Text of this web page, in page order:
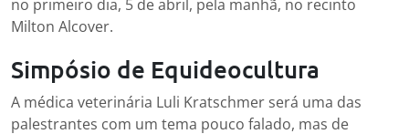
no primeiro dia, 5 de abril, pela manhã, no recinto
Milton Alcover.
Simpósio de Equideocultura
A médica veterinária Luli Kratschmer será uma das
palestrantes com um tema pouco falado, mas de